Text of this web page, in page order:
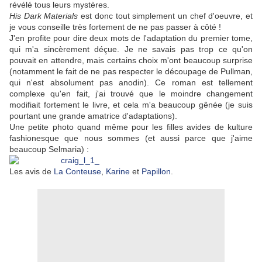
révélé tous leurs mystères.
His Dark Materials est donc tout simplement un chef d'oeuvre, et
je vous conseille très fortement de ne pas passer à côté !
J'en profite pour dire deux mots de l'adaptation du premier tome,
qui m'a sincèrement déçue. Je ne savais pas trop ce qu'on
pouvait en attendre, mais certains choix m'ont beaucoup surprise
(notamment le fait de ne pas respecter le découpage de Pullman,
qui n'est absolument pas anodin). Ce roman est tellement
complexe qu'en fait, j'ai trouvé que le moindre changement
modifiait fortement le livre, et cela m'a beaucoup gênée (je suis
pourtant une grande amatrice d'adaptations).
Une petite photo quand même pour les filles avides de kulture
fashionesque que nous sommes (et aussi parce que j'aime
beaucoup Selmaria) :
Les avis de La Conteuse Karine et Papillon